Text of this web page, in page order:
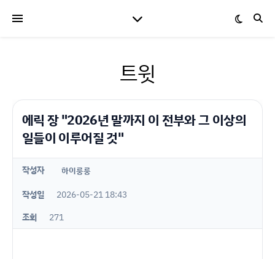
트윗
에릭 장 "2026년 말까지 이 전부와 그 이상의
일들이 이루어질 것"
작성자 하이룽룽
작성일
2026-05-21 18:43
조회
271